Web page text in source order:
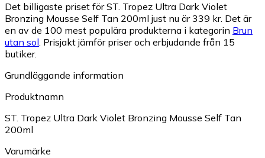
Det billigaste priset för ST. Tropez Ultra Dark Violet
Bronzing Mousse Self Tan 200ml just nu är 339 kr. Det är
en av de 100 mest populära produkterna i kategorin Brun
utan sol. Prisjakt jämför priser och erbjudande från 15
butiker.
Grundläggande information
Produktnamn
ST. Tropez Ultra Dark Violet Bronzing Mousse Self Tan
200ml
Varumärke